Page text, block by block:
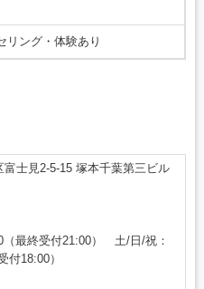
リング・体験あり
士見2-5-15 塚本千葉第三ビル
（最終受付21:00） 土/日/祝：
付18:00）